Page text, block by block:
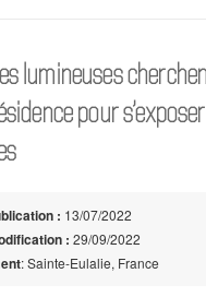
lumineuses
pour
: 13/07/2022
: 29/09/2022
: Sainte-Eulalie, France